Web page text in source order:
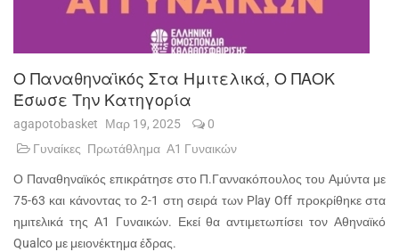
Ο Παναθηναϊκός Στα Ημιτελικά, Ο ΠΑΟΚ
Έσωσε Την Κατηγορία
agapotobasket Μαρ 19, 2025
0
Γυναίκες Πρωτάθλημα Α1 Γυναικών
Ο Παναθηναϊκός επικράτησε στο Π.Γαννακόπουλος του Αμύντα με
75-63 και κάνοντας το 2-1 στη σειρά των Play Off προκρίθηκε στα
ημιτελικά της Α1 Γυναικών. Εκεί θα αντιμετωπίσει τον Αθηναϊκό
Qualco με μειονέκτημα έδρας.